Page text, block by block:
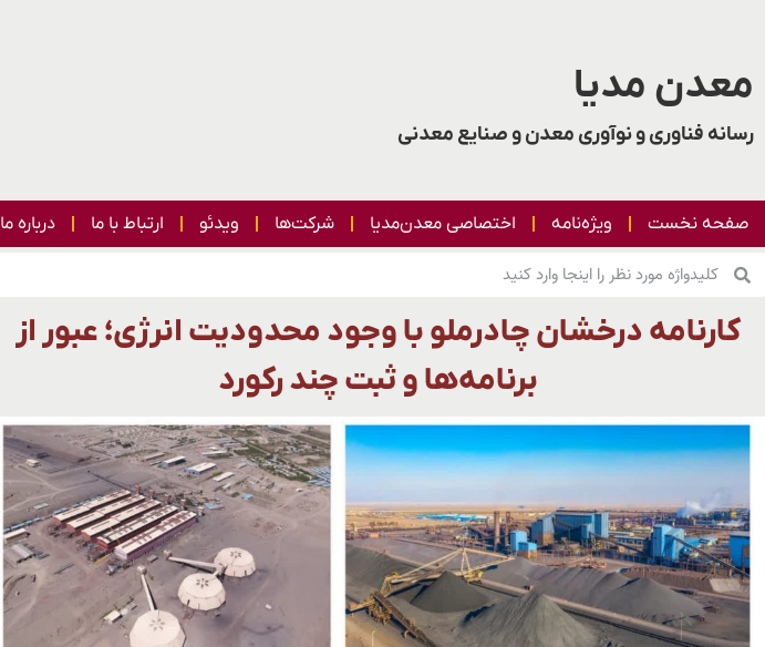
معدن مدیا
رسانه فناوری و نوآوری معدن و صنایع معدنی
صفحه نخست ویژه‌نامه اختصاصی معدن‌مدیا شرکت‌ها ویدئو ارتباط با ما درباره ما
کارنامه درخشان چادرملو با وجود محدودیت انرژی؛ عبور از
برنامه‌ها و ثبت چند رکورد